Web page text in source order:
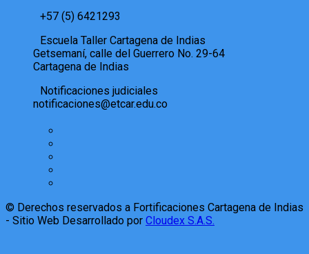
+57 (5) 6421293​
Escuela Taller Cartagena de Indias
Getsemaní, calle del Guerrero No. 29-64
Cartagena de Indias
Notificaciones judiciales
notificaciones@etcar.edu.co
© Derechos reservados a Fortificaciones Cartagena de Indias
- Sitio Web Desarrollado por Cloudex S.A.S.